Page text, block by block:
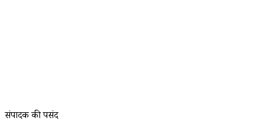
संपादक की पसंद